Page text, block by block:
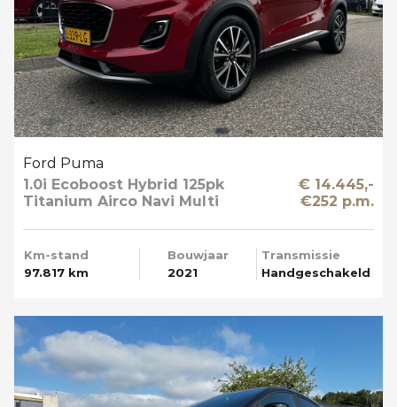
Ford Puma
1.0i Ecoboost Hybrid 125pk
Titanium Airco Navi Multi
€ 14.445,-
€252 p.m.
Km-stand
97.817 km
Bouwjaar
2021
Transmissie
Handgeschakeld